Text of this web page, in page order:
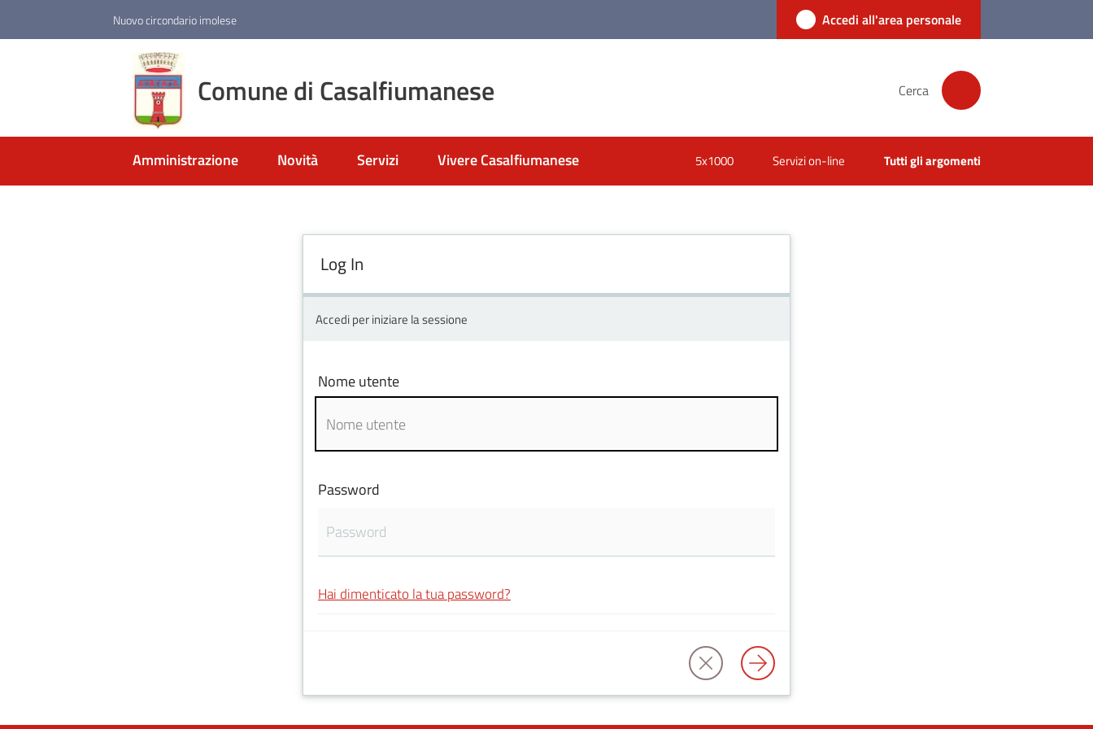
Nuovo circondario imolese Accedi all'area personale
Comune di Casalfiumanese Cerca
Amministrazione Novità Servizi Vivere Casalfiumanese 5x1000 Servizi on-line Tutti gli argomenti
Log In
Accedi per iniziare la sessione
Nome utente
Password
Hai dimenticato la tua password?